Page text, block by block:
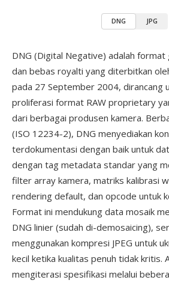
DNG JPG
DNG (Digital Negative) adalah format
dan bebas royalti yang diterbitkan
pada 27 September 2004, dirancang
proliferasi format RAW proprietary
dari berbagai produsen kamera.
(ISO 12234-2), DNG menyediakan
terdokumentasi dengan baik untuk
dengan tag metadata standar yang
filter array kamera, matriks kalibrasi
rendering default, dan opcode untuk
Format ini mendukung data mosaik
DNG linier (sudah di-demosaicing),
menggunakan kompresi JPEG untuk
kecil ketika kualitas penuh tidak kritis.
mengiterasi spesifikasi melalui